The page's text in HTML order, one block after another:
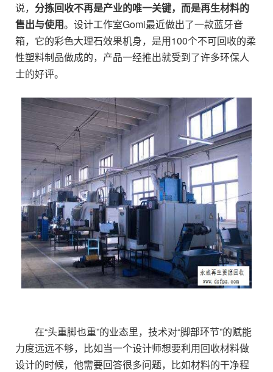
说， 分拣回收不再是产业的唯一关键，而是再生材料的
售出与使用。设计工作室Gomi最近做出了一款蓝牙音
箱，它的彩色大理石效果机身，是用100个不可回收的柔
性塑料制品做成的，产品一经推出就受到了许多环保人
士的好评。
在“头重脚也重”的业态里，技术对“脚部环节”的赋能
力度远远不够，比如当一个设计师想要利用回收材料做
设计的时候，他需要回答很多问题，比如材料的干净程